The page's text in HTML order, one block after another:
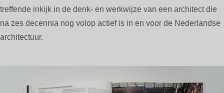
treffende inkijk in de denk- en werkwijze van een architect die
na zes decennia nog volop actief is in en voor de Nederlandse
architectuur.